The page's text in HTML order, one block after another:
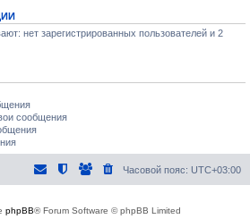
нет зарегистрированных пользователей и 2
сообщения
Часовой пояс: UTC+03:00
phpBB® Forum Software © phpBB Limited